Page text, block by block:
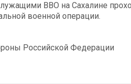
ВВО на Сахалине
военной операции.
Российской Федерации